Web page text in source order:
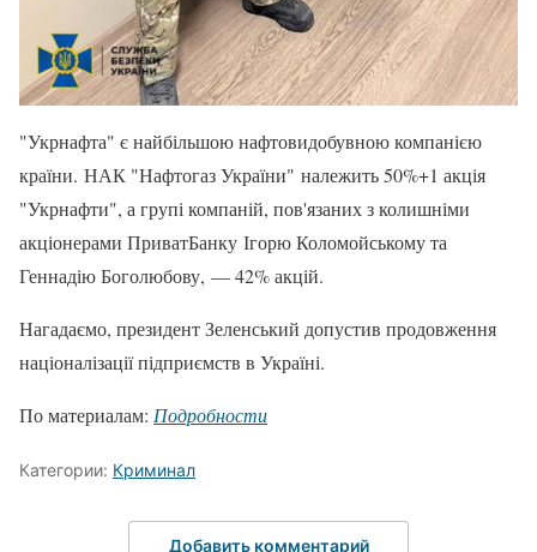
"Укрнафта" є найбільшою нафтовидобувною компанією
країни. НАК "Нафтогаз України" належить 50%+1 акція
"Укрнафти", а групі компаній, пов'язаних з колишніми
акціонерами ПриватБанку Ігорю Коломойському та
Геннадію Боголюбову, — 42% акцій.
Нагадаємо, президент Зеленський допустив продовження
націоналізації підприємств в Україні.
По материалам: Подробности
Категории: Криминал
Добавить комментарий